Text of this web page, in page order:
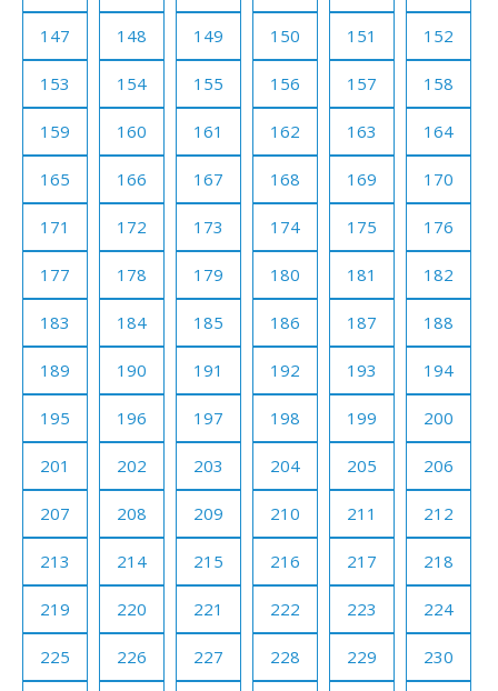
147 148 149 150 151 152
153 154 155 156 157 158
159 160 161 162 163 164
165 166 167 168 169 170
171 172 173 174 175 176
177 178 179 180 181 182
183 184 185 186 187 188
189 190 191 192 193 194
195 196 197 198 199 200
201 202 203 204 205 206
207 208 209 210 211 212
213 214 215 216 217 218
219 220 221 222 223 224
225 226 227 228 229 230